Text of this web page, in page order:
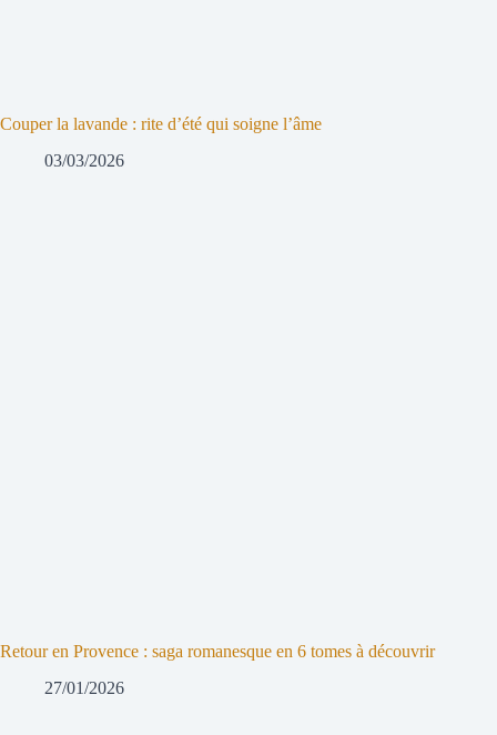
Couper la lavande : rite d’été qui soigne l’âme
03/03/2026
Retour en Provence : saga romanesque en 6 tomes à découvrir
27/01/2026